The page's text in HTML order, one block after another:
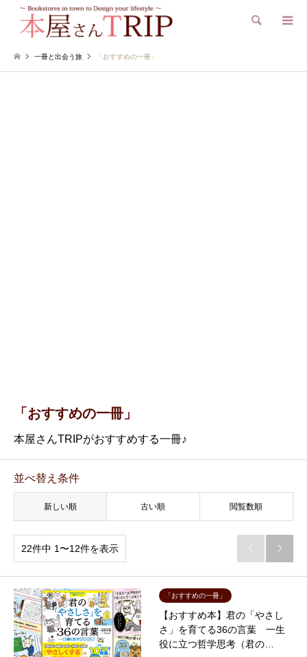
検索
一冊と出会う旅 「おすすめの一冊」
「おすすめの一冊」
本屋さんTRIPがおすすめする一冊♪
並べ替え条件
新しい順 古い順 閲覧数順
22件中 1〜12件を表示  
「おすすめの一冊」
【おすすめ本】君の「やさし
さ」を育てる36の言葉 一生
役に立つ哲学思考（君の…